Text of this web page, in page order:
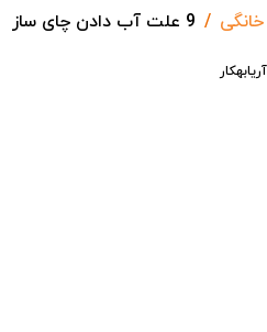
9 علت آب دادن چای ساز